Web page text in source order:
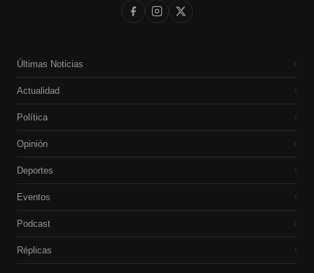
Últimas Noticias ›
Actualidad ›
Política ›
Opinión ›
Deportes ›
Eventos ›
Podcast ›
Réplicas ›